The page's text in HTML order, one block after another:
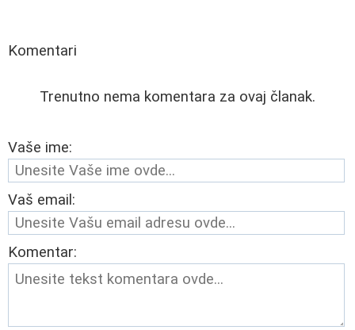
Komentari
Trenutno nema komentara za ovaj članak.
Vaše ime:
Vaš email:
Komentar: